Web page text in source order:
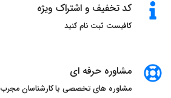
کد تخفیف و اشتراک ویژه
کافیست ثبت نام کنید
مشاوره حرفه ای
مشاوره های تخصصی با کارشناسان مجرب